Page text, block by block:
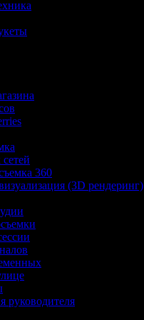
360
(3D рендеринг)
руководителя